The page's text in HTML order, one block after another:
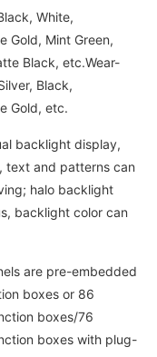
White,
Gold, Mint Green,
Black, etc.Wear-
Black,
Gold, etc.
backlight display,
text and patterns can
halo backlight
backlight color can
are pre-embedded
boxes or 86
boxes/76
boxes with plug-